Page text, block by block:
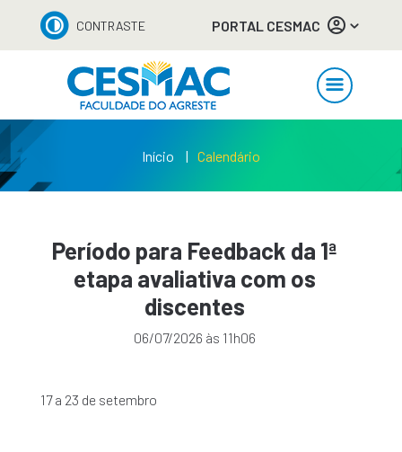
CONTRASTE PORTAL CESMAC
Início Calendário
Período para Feedback da 1ª
etapa avaliativa com os
discentes
06/07/2026 às 11h06
17 a 23 de setembro